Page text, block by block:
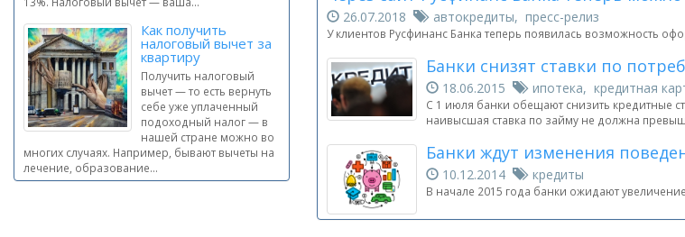
Как получить
налоговый вычет за
квартиру
Получить налоговый
вычет — то есть вернуть
себе уже уплаченный
подоходный налог — в
нашей стране можно во
многих случаях. Например, бывают вычеты на
лечение, образование...
26.07.2018 автокредиты, пресс-релиз
У клиентов Русфинанс Банка теперь появилась возможность
Банки снизят ставки по
18.06.2015 ипотека, кредитная
С 1 июля банки обещают снизить кредитные
наивысшая ставка по займу не должна
Банки ждут изменения
10.12.2014 кредиты
В начале 2015 года банки ожидают